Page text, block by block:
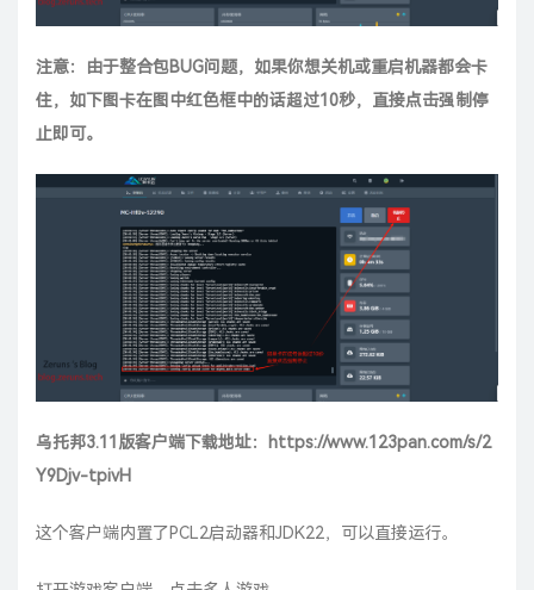
注意：由于整合包BUG问题，如果你想关机或重启机器都会卡
住，如下图卡在图中红色框中的话超过10秒，直接点击强制停
止即可。
乌托邦3.11版客户端下载地址： https://www.123pan.com/s/2
Y9Djv-tpivH
这个客户端内置了PCL2启动器和JDK22，可以直接运行。